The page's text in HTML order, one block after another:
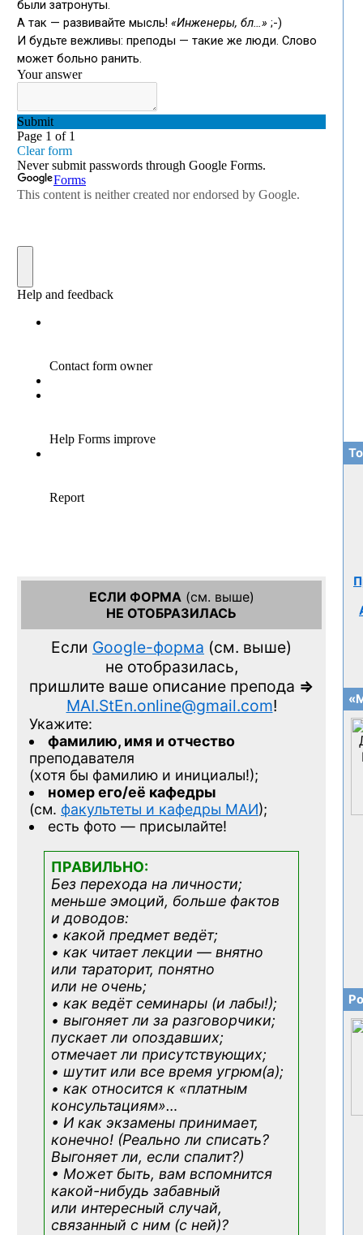
ЕСЛИ ФОРМА(см. выше)
НЕ ОТОБРАЗИЛАСЬ
Если Google-форма (см. выше)
не отобразилась,
пришлите ваше описание препода =>
MAI.StEn.online@gmail.com!
Укажите:
фамилию, имя и отчество
преподавателя
(хотя бы фамилию и инициалы!);
номер его/её кафедры
(см. факультеты и кафедры МАИ);
есть фото — присылайте!
ПРАВИЛЬНО:
Без перехода на личности;
меньше эмоций, больше фактов
и доводов:
• какой предмет ведёт;
• как читает лекции — внятно
или тараторит, понятно
или не очень;
• как ведёт семинары (и лабы!);
• выгоняет ли за разговорчики;
пускает ли опоздавших;
отмечает ли присутствующих;
• шутит или все время угрюм(а);
• как относится к «платным
консультациям»…
• И как экзамены принимает,
конечно! (Реально ли списать?
Выгоняет ли, если спалит?)
• Может быть, вам вспомнится
какой-нибудь забавный
или интересный случай,
связанный с ним (с ней)?